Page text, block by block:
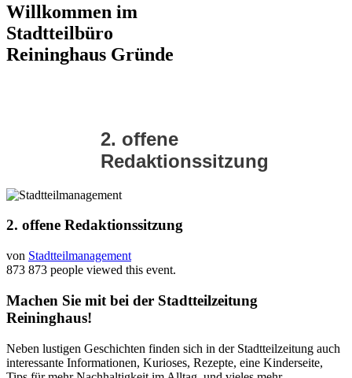
Willkommen im
Stadtteilbüro
Reininghaus Gründe
2. offene
Redaktionssitzung
2. offene Redaktionssitzung
von Stadtteilmanagement
873 873 people viewed this event.
Machen Sie mit bei der Stadtteilzeitung
Reininghaus!
Neben lustigen Geschichten finden sich in der Stadtteilzeitung auch
interessante Informationen, Kurioses, Rezepte, eine Kinderseite,